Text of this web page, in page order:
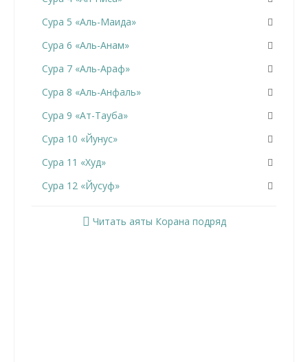
Сура 5 «Аль-Маида»
Сура 6 «Аль-Анам»
Сура 7 «Аль-Араф»
Сура 8 «Аль-Анфаль»
Сура 9 «Ат-Тауба»
Сура 10 «Йунус»
Сура 11 «Худ»
Сура 12 «Йусуф»
Читать аяты Корана подряд